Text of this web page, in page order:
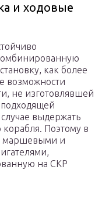
и ходовые
как более
возможности
не изготовлявшей
выдержать
Поэтому в
маршевыми и
на СКР